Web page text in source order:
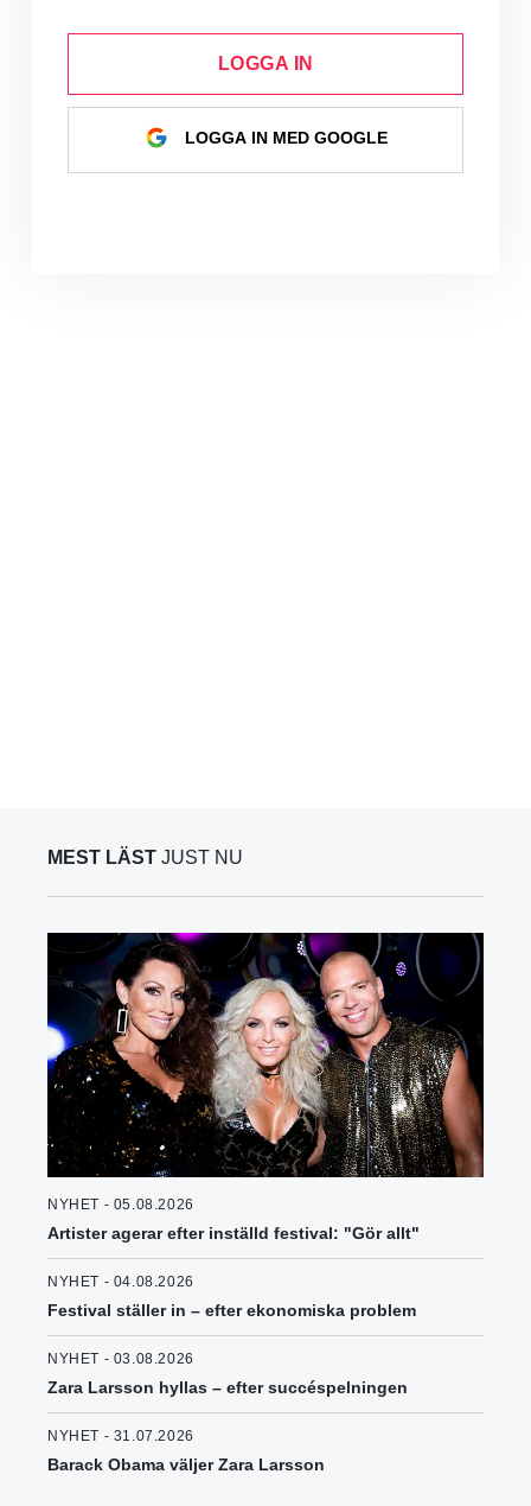
LOGGA IN
LOGGA IN MED GOOGLE
MEST LÄST JUST NU
NYHET - 05.08.2026
Artister agerar efter inställd festival: "Gör allt"
NYHET - 04.08.2026
Festival ställer in – efter ekonomiska problem
NYHET - 03.08.2026
Zara Larsson hyllas – efter succéspelningen
NYHET - 31.07.2026
Barack Obama väljer Zara Larsson